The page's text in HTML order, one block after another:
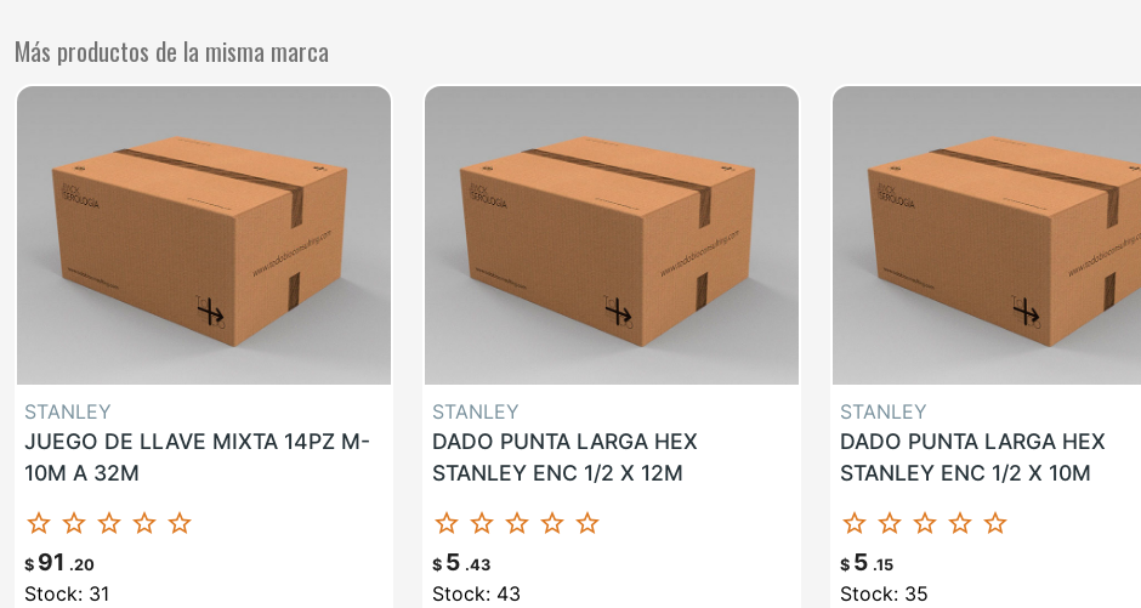
Más productos de la misma marca
STANLEY
JUEGO DE LLAVE MIXTA 14PZ M-
10M A 32M
star_border star_border star_border star_border star_border
$ 91 .20
Stock: 31
STANLEY
DADO PUNTA LARGA HEX
STANLEY ENC 1/2 X 12M
star_border star_border star_border star_border star_border
$ 5 .43
Stock: 43
STANLEY
DADO PUNTA LARGA HEX
STANLEY ENC 1/2 X 10M
star_border star_border star_border star_border star_border
$ 5 .15
Stock: 35